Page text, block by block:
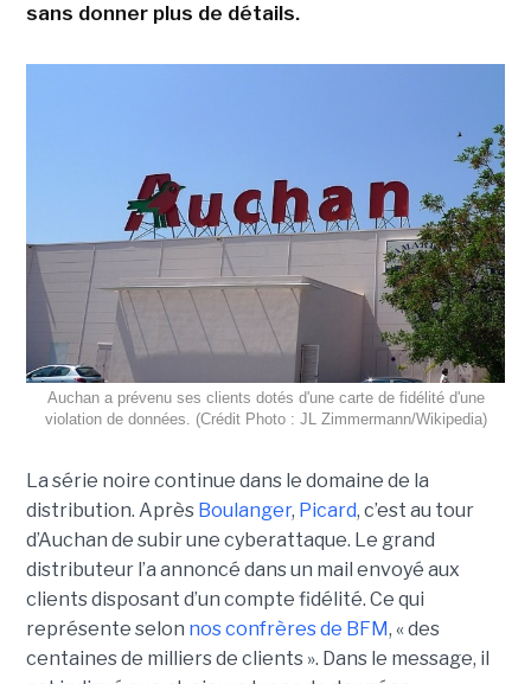
sans donner plus de détails.
Auchan a prévenu ses clients dotés d'une carte de fidélité d'une
violation de données. (Crédit Photo : JL Zimmermann/Wikipedia)
La série noire continue dans le domaine de la
distribution. Après Boulanger, Picard, c’est au tour
d’Auchan de subir une cyberattaque. Le grand
distributeur l’a annoncé dans un mail envoyé aux
clients disposant d’un compte fidélité. Ce qui
représente selon nos confrères de BFM, « des
centaines de milliers de clients ». Dans le message, il